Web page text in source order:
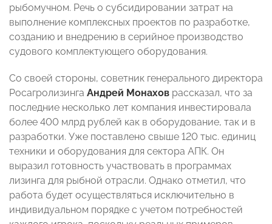
рыбомучном. Речь о субсидировании затрат на
выполнение комплексных проектов по разработке,
созданию и внедрению в серийное производство
судового комплектующего оборудования.
Со своей стороны, советник генерального директора
Росагролизинга Андрей Монахов рассказал, что за
последние несколько лет компания инвестировала
более 400 млрд рублей как в оборудование, так и в
разработки. Уже поставлено свыше 120 тыс. единиц
техники и оборудования для сектора АПК. Он
выразил готовность участвовать в программах
лизинга для рыбной отрасли. Однако отметил, что
работа будет осуществляться исключительно в
индивидуальном порядке с учетом потребностей